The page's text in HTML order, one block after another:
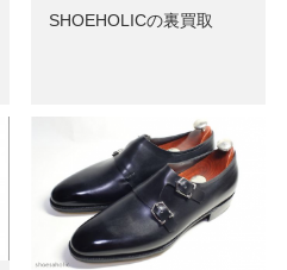
SHOEHOLICの裏買取